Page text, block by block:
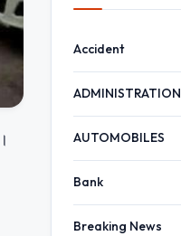
Accident
ADMINISTRATION
AUTOMOBILES
Bank
Breaking News